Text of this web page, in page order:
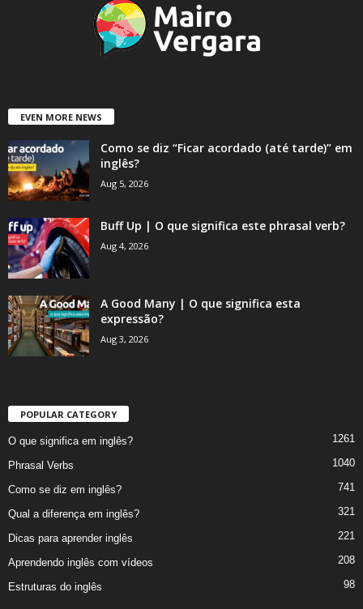
EVEN MORE NEWS
Como se diz “Ficar acordado (até tarde)” em
inglês?
Aug 5, 2026
Buff Up | O que significa este phrasal verb?
Aug 4, 2026
A Good Many | O que significa esta
expressão?
Aug 3, 2026
POPULAR CATEGORY
O que significa em inglês? 1261
Phrasal Verbs 1040
Como se diz em inglês? 741
Qual a diferença em inglês? 321
Dicas para aprender inglês 221
Aprendendo inglês com vídeos 208
Estruturas do inglês 98